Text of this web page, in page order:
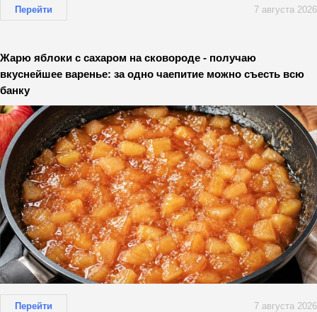
Перейти 7 августа 2026
Жарю яблоки с сахаром на сковороде - получаю
вкуснейшее варенье: за одно чаепитие можно съесть всю
банку
Перейти 7 августа 2026